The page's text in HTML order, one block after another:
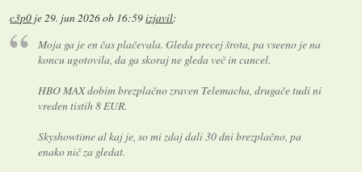
c3p0 je29. jun 2026 ob 16:59izjavil:
Moja ga je en čas plačevala. Gleda precejšrota, pa vseeno je na
koncu ugotovila, da ga skoraj ne gleda več in cancel.
HBO MAX dobim brezplačno zraven Telemacha, drugače tudi ni
vreden tistih 8 EUR.
Skyshowtime al kaj je, so mi zdaj dali 30 dni brezplačno, pa
enako nič za gledat.